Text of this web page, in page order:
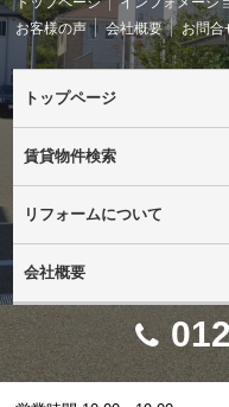
お客様の声
会社概要 お問合
トップページ
賃貸物件検索
リフォームについて
会社概要